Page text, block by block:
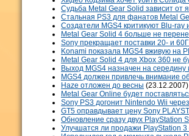
Судьба Metal Gear Solid зависит от
Стальная PS3 для фанатов Metal
Создатели MGS4 критикуют Blu-ray
Metal Gear Solid 4 больше не
Sony прекращает поставки 20- и
Konami показала MGS4 вживую на
Metal Gear Solid 4 для Xbox 360 не
Выход MGS4 назначен на
MGS4 должен привлечь внимание
Haze отложен до весны (23.12.2007)
Metal Gear Online будет
Sony PS3 догонит Nintendo Wii
GT5 оправдывает цену Sony
Обновление сразу двух PlayStation
Улучшатся ли продажи PlayStation